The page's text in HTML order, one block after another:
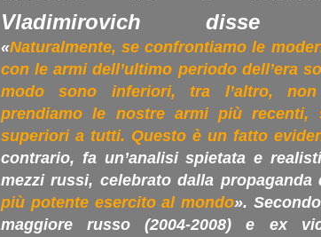
Vladimirovich disse
«Naturalmente, se confrontiamo le
con le armi dell’ultimo periodo dell’era
modo sono inferiori, tra l’altro,
prendiamo le nostre armi più recenti,
superiori a tutti. Questo è un fatto
contrario, fa un’analisi spietata e
mezzi russi, celebrato dalla propaganda
più potente esercito al mondo».
maggiore russo (2004-2008) e ex